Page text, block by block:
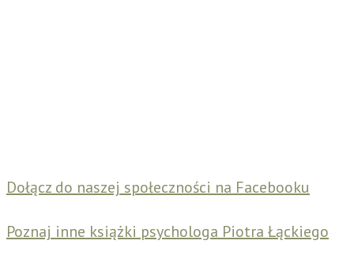
Dołącz do naszej społeczności na Facebooku
Poznaj inne książki psychologa Piotra Łąckiego